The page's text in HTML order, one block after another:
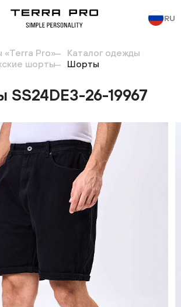
RU
«Terra Pro»
Каталог одежды
шорты Шорты
26-19967